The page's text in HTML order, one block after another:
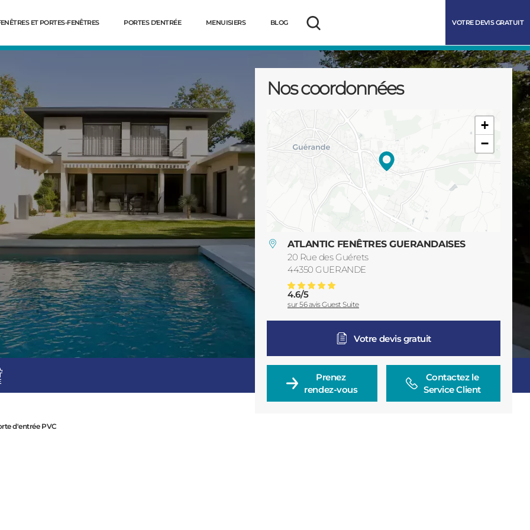
Consulter
Consulter
ET PORTES-FENÊTRES PORTES D'ENTRÉE MENUISIERS BLOG
Rechercher
VOTRE DEVIS GRATUIT
GUERANDAISES
Nos coordonnées
+
−
ATLANTIC FENÊTRES GUERANDAISES
20 Rue des Guérets
44350 GUERANDE
France
Porte D'entrée Pvc à Guérande
Note moyenne :
4.6/5
sur56avis Guest Suite
Votre devis gratuit
Prenez
rendez-vous
Contactez le
Service Client
d'entrée PVC